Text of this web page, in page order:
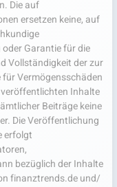
Die auf
ersetzen keine, auf
Garantie für die
Vollständigkeit der zur
Vermögensschäden
Inhalte
Beiträge keine
Die Veröffentlichung
erfolgt
bezüglich der Inhalte
finanztrends.de und/